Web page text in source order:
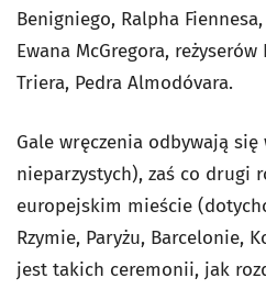
Benigniego, Ralpha
Ewana McGregora,
Triera, Pedra Almodóvara.
Gale wręczenia odbywają
nieparzystych), zaś co drugi
europejskim mieście
Rzymie, Paryżu, Barcelonie,
jest takich ceremonii, jak